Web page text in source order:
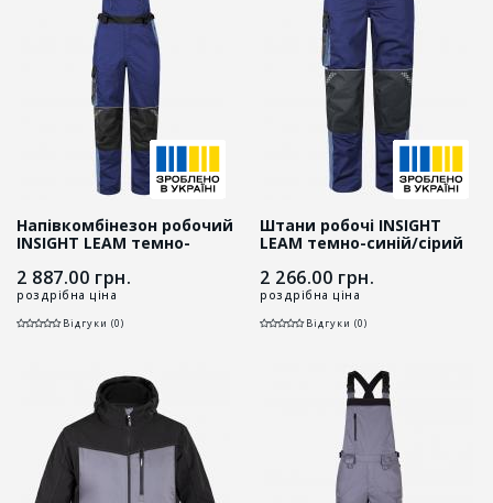
Напівкомбінезон робочий
INSIGHT LEAM темно-
2 887.00 грн.
роздрібна ціна
Відгуки (0)
Штани робочі INSIGHT
LEAM темно-синій/сірий
2 266.00 грн.
роздрібна ціна
Відгуки (0)